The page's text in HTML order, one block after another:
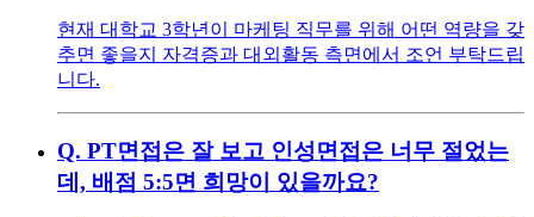
현재 대학교 3학년이 마케팅 직무를 위해 어떤 역량을 갖
추면 좋을지 자격증과 대외활동 측면에서 조언 부탁드립
니다.
Q. PT면접은 잘 보고 인성면접은 너무 절었는
데, 배점 5:5면 희망이 있을까요?